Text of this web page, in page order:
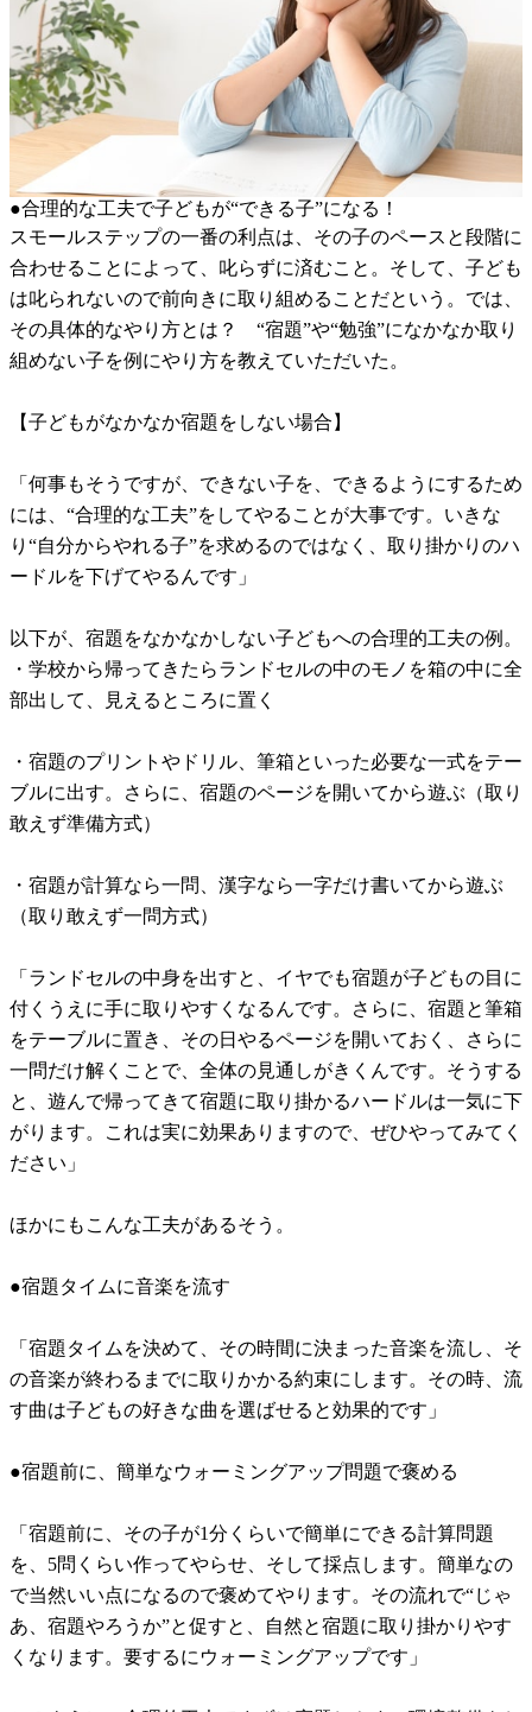
●合理的な工夫で子どもが“できる子”になる！
スモールステップの一番の利点は、その子のペースと段階に
合わせることによって、叱らずに済むこと。そして、子ども
は叱られないので前向きに取り組めることだという。では、
その具体的なやり方とは？ “宿題”や“勉強”になかなか取り
組めない子を例にやり方を教えていただいた。
【子どもがなかなか宿題をしない場合】
「何事もそうですが、できない子を、できるようにするため
には、“合理的な工夫”をしてやることが大事です。いきな
り“自分からやれる子”を求めるのではなく、取り掛かりのハ
ードルを下げてやるんです」
以下が、宿題をなかなかしない子どもへの合理的工夫の例。
・学校から帰ってきたらランドセルの中のモノを箱の中に全
部出して、見えるところに置く
・宿題のプリントやドリル、筆箱といった必要な一式をテー
ブルに出す。さらに、宿題のページを開いてから遊ぶ（取り
敢えず準備方式）
・宿題が計算なら一問、漢字なら一字だけ書いてから遊ぶ
（取り敢えず一問方式）
「ランドセルの中身を出すと、イヤでも宿題が子どもの目に
付くうえに手に取りやすくなるんです。さらに、宿題と筆箱
をテーブルに置き、その日やるページを開いておく、さらに
一問だけ解くことで、全体の見通しがきくんです。そうする
と、遊んで帰ってきて宿題に取り掛かるハードルは一気に下
がります。これは実に効果ありますので、ぜひやってみてく
ださい」
ほかにもこんな工夫があるそう。
●宿題タイムに音楽を流す
「宿題タイムを決めて、その時間に決まった音楽を流し、そ
の音楽が終わるまでに取りかかる約束にします。その時、流
す曲は子どもの好きな曲を選ばせると効果的です」
●宿題前に、簡単なウォーミングアップ問題で褒める
「宿題前に、その子が1分くらいで簡単にできる計算問題
を、5問くらい作ってやらせ、そして採点します。簡単なの
で当然いい点になるので褒めてやります。その流れで“じゃ
あ、宿題やろうか”と促すと、自然と宿題に取り掛かりやす
くなります。要するにウォーミングアップです」